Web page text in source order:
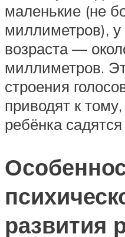
маленькие (не
миллиметров), у
возраста —
миллиметров.
строения
приводят к
ребёнка
развития